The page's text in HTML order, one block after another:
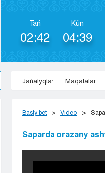
Tań
02:42
Kún
04:39
Jańalyqtar Maqalalar
Basty bet Vıdeo
Saparda orazany